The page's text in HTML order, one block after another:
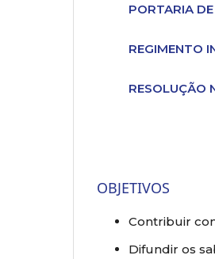
PORTARIA
REGIMENTO
RESOLUÇÃO
OBJETIVOS
Contribuir
Difundir os